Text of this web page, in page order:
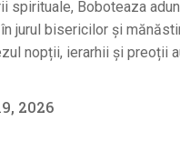
spirituale, Boboteaza
jurul bisericilor și
nopții, ierarhii și preoții
2026